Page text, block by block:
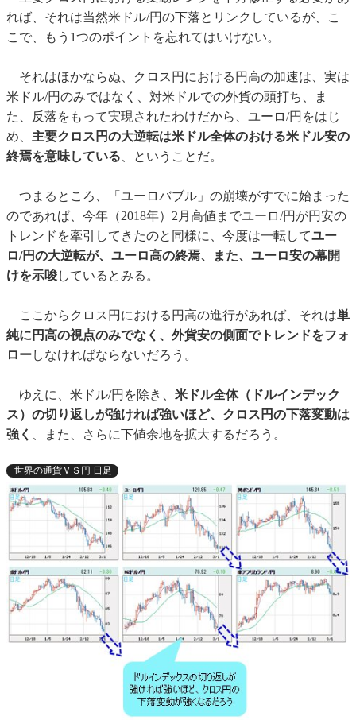
れば、それは当然米ドル/円の下落とリンクしているが、こ
こで、もう1つのポイントを忘れてはいけない。
それはほかならぬ、クロス円における円高の加速は、実は
米ドル/円のみではなく、対米ドルでの外貨の頭打ち、ま
た、反落をもって実現されたわけだから、ユーロ/円をはじ
め、 主要クロス円の大逆転は米ドル全体のおける米ドル安の
終焉を意味している 、ということだ。
つまるところ、「ユーロバブル」の崩壊がすでに始まった
のであれば、今年（2018年）2月高値までユーロ/円が円安の
トレンドを牽引してきたのと同様に、今度は一転してユー
ロ/円の大逆転が、ユーロ高の終焉、また、ユーロ安の幕開
けを示唆しているとみる。
ここからクロス円における円高の進行があれば、それは単
純に円高の視点のみでなく、外貨安の側面でトレンドをフォ
ローしなければならないだろう。
ゆえに、米ドル/円を除き、 米ドル全体（ドルインデック
ス）の切り返しが強ければ強いほど、クロス円の下落変動は
強く
、また、さらに下値余地を拡大するだろう。
世界の通貨ＶＳ円 日足